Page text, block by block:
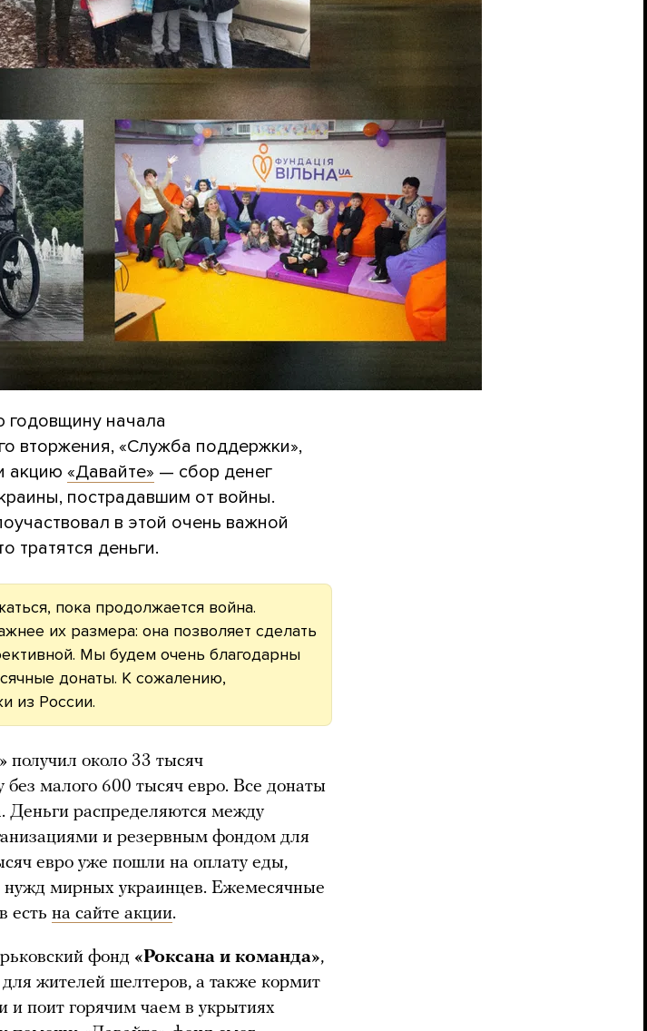
годовщину начала
вторжения, «Служба поддержки»,
акцию «Давайте» — сбор денег
пострадавшим от войны.
в этой очень важной
тратятся деньги.
пока продолжается война.
их размера: она позволяет сделать
Мы будем очень благодарны
донаты. К сожалению,
из России.
получил около 33 тысяч
малого 600 тысяч евро. Все донаты
Деньги распределяются между
и резервным фондом для
евро уже пошли на оплату еды,
нужд мирных украинцев. Ежемесячные
есть на сайте акции.
фонд «Роксана и команда»,
жителей шелтеров, а также кормит
и поит горячим чаем в укрытиях